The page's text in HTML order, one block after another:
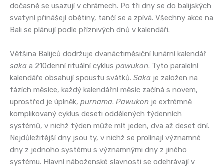
dočasně se usazují v chrámech. Po tři dny se do balijských
svatyní přinášejí obětiny, tančí se a zpívá. Všechny akce na
Bali se plánují podle příznivých dnů v kalendáři.
Většina Balijců dodržuje dvanáctiměsiční lunární kalendář
saka a 210denní rituální cyklus pawukon. Tyto paralelní
kalendáře obsahují spoustu svátků. Saka je založen na
fázích měsíce, každý kalendářní měsíc začíná s novem,
uprostřed je úplněk, purnama. Pawukon je extrémně
komplikovaný cyklus deseti oddělených týdenních
systémů, v nichž týden může mít jeden, dva až deset dní.
Nejdůležitější dny jsou ty, v nichž se prolínají významné
dny z jednoho systému s významnými dny z jiného
systému. Hlavní náboženské slavnosti se odehrávají v